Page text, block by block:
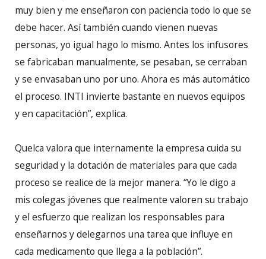
muy bien y me enseñaron con paciencia todo lo que se
debe hacer. Así también cuando vienen nuevas
personas, yo igual hago lo mismo. Antes los infusores
se fabricaban manualmente, se pesaban, se cerraban
y se envasaban uno por uno. Ahora es más automático
el proceso. INTI invierte bastante en nuevos equipos
y en capacitación”, explica.
Quelca valora que internamente la empresa cuida su
seguridad y la dotación de materiales para que cada
proceso se realice de la mejor manera. “Yo le digo a
mis colegas jóvenes que realmente valoren su trabajo
y el esfuerzo que realizan los responsables para
enseñarnos y delegarnos una tarea que influye en
cada medicamento que llega a la población”.